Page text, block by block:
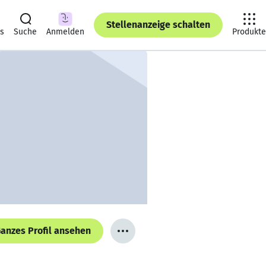
Suche Anmelden
Stellenanzeige schalten
Produkte
Profil ansehen